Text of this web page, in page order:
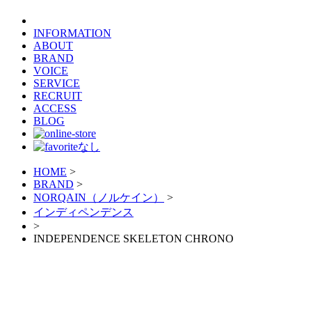
INFORMATION
ABOUT
BRAND
VOICE
SERVICE
RECRUIT
ACCESS
BLOG
HOME >
BRAND >
NORQAIN（ノルケイン）
>
インディペンデンス
>
INDEPENDENCE SKELETON CHRONO